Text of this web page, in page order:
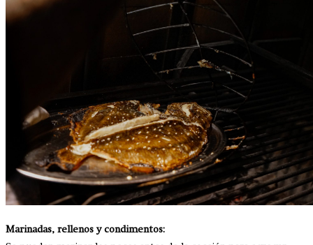
Marinadas, rellenos y condimentos: